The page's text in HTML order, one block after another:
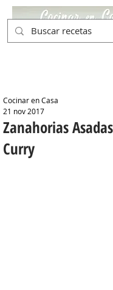
Zanahorias
Curry
Cocinar en Casa
21 nov 2017